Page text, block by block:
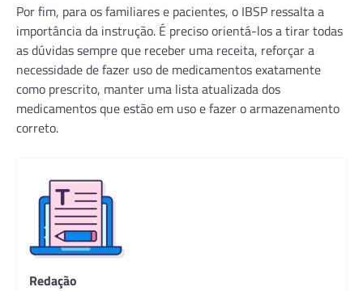
Por fim, para os familiares e pacientes, o IBSP ressalta a
importância da instrução. É preciso orientá-los a tirar todas
as dúvidas sempre que receber uma receita, reforçar a
necessidade de fazer uso de medicamentos exatamente
como prescrito, manter uma lista atualizada dos
medicamentos que estão em uso e fazer o armazenamento
correto.
Redação